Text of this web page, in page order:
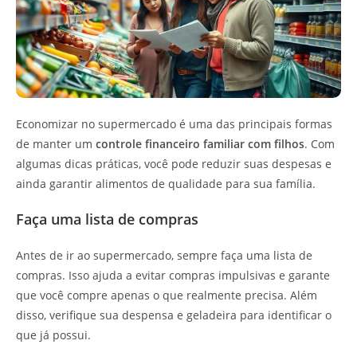
Economizar no supermercado é uma das principais formas
de manter um controle financeiro familiar com filhos. Com
algumas dicas práticas, você pode reduzir suas despesas e
ainda garantir alimentos de qualidade para sua família.
Faça uma lista de compras
Antes de ir ao supermercado, sempre faça uma lista de
compras. Isso ajuda a evitar compras impulsivas e garante
que você compre apenas o que realmente precisa. Além
disso, verifique sua despensa e geladeira para identificar o
que já possui.